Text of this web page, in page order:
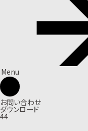
Menu
お問い合わせ
ダウンロード
44